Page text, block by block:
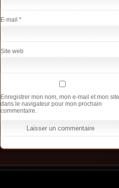
E-mail *
Site web
Enregistrer mon nom, mon e-mail et mon site
dans le navigateur pour mon prochain
commentaire.